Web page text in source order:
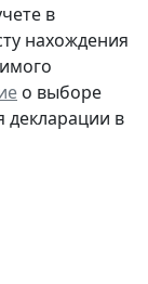
в
нахождения
о выборе
декларации в